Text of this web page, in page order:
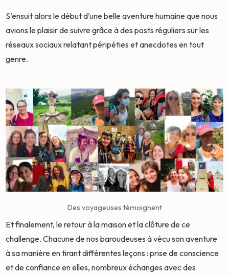
S’ensuit alors le début d’une belle aventure humaine que nous
avions le plaisir de suivre grâce à des posts réguliers sur les
réseaux sociaux relatant péripéties et anecdotes en tout
genre.
Des voyageuses témoignent
Et finalement, le retour à la maison et la clôture de ce
challenge. Chacune de nos baroudeuses à vécu son aventure
à sa manière en tirant différentes leçons : prise de conscience
et de confiance en elles, nombreux échanges avec des